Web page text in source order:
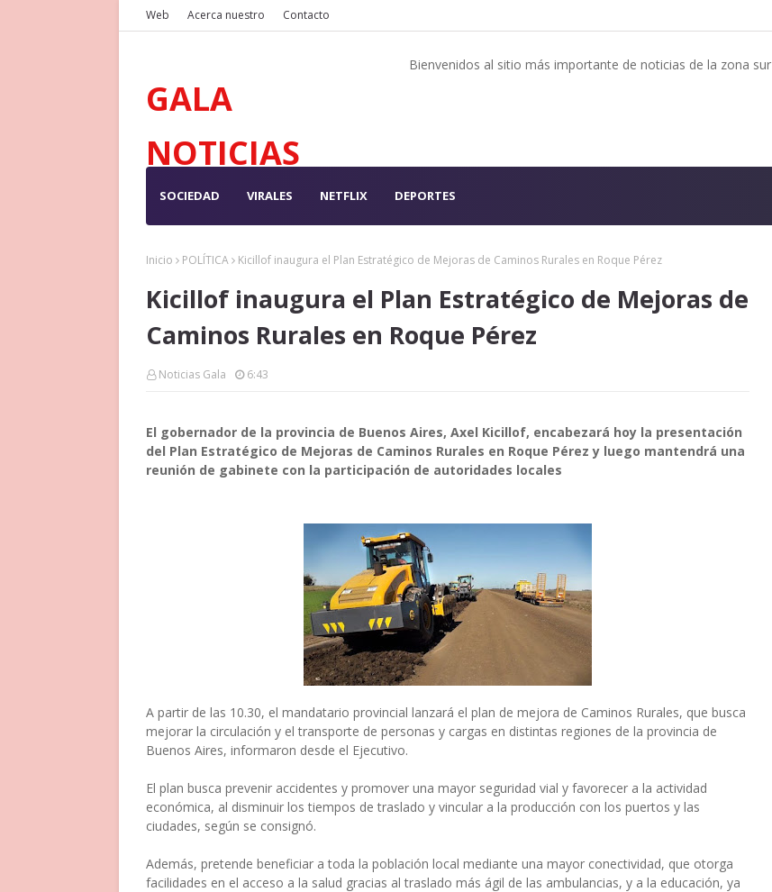
Web Acerca nuestro Contacto
GALA
NOTICIAS
Bienvenidos al sitio más importante de noticias de la zona sur
SOCIEDAD VIRALES NETFLIX DEPORTES
Inicio POLÍTICA Kicillof inaugura el Plan Estratégico de Mejoras de Caminos Rurales en Roque Pérez
Kicillof inaugura el Plan Estratégico de Mejoras de
Caminos Rurales en Roque Pérez
Noticias Gala 6:43
El gobernador de la provincia de Buenos Aires, Axel Kicillof, encabezará hoy la presentación
del Plan Estratégico de Mejoras de Caminos Rurales en Roque Pérez y luego mantendrá una
reunión de gabinete con la participación de autoridades locales
A partir de las 10.30, el mandatario provincial lanzará el plan de mejora de Caminos Rurales, que busca
mejorar la circulación y el transporte de personas y cargas en distintas regiones de la provincia de
Buenos Aires, informaron desde el Ejecutivo.
El plan busca prevenir accidentes y promover una mayor seguridad vial y favorecer a la actividad
económica, al disminuir los tiempos de traslado y vincular a la producción con los puertos y las
ciudades, según se consignó.
Además, pretende beneficiar a toda la población local mediante una mayor conectividad, que otorga
facilidades en el acceso a la salud gracias al traslado más ágil de las ambulancias, y a la educación, ya